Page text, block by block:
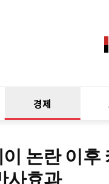
경제
논란 이후
사효과